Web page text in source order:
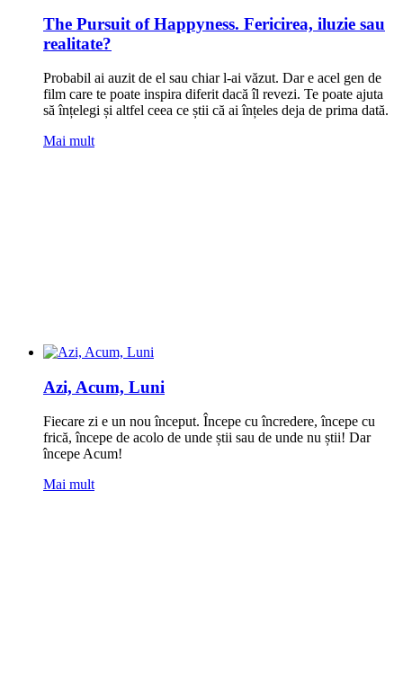
The Pursuit of Happyness. Fericirea, iluzie sau
realitate?
Probabil ai auzit de el sau chiar l-ai văzut. Dar e acel gen de
film care te poate inspira diferit dacă îl revezi. Te poate ajuta
să înțelegi și altfel ceea ce știi că ai înțeles deja de prima dată.
Mai mult
Azi, Acum, Luni
Fiecare zi e un nou început. Începe cu încredere, începe cu
frică, începe de acolo de unde știi sau de unde nu știi! Dar
începe Acum!
Mai mult